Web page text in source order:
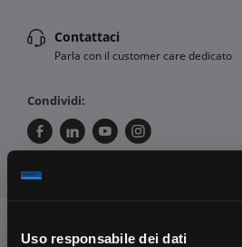
Uso responsabile dei dati
Contattaci
Parla con il customer care dedicato
Condividi:
Chiedi ai nostri tecnici